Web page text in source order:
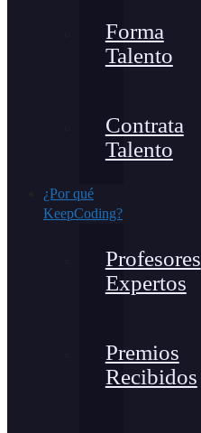
Forma
Talento
Contrata
Talento
¿Por qué
KeepCoding?
Profesores
Expertos
Premios
Recibidos